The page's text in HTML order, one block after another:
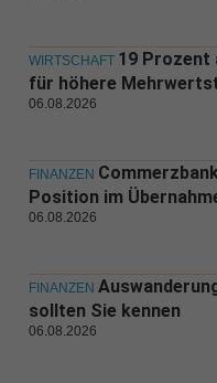
WIRTSCHAFT 19 Prozent
für höhere
06.08.2026
FINANZEN
Position im
06.08.2026
FINANZEN
sollten Sie kennen
06.08.2026